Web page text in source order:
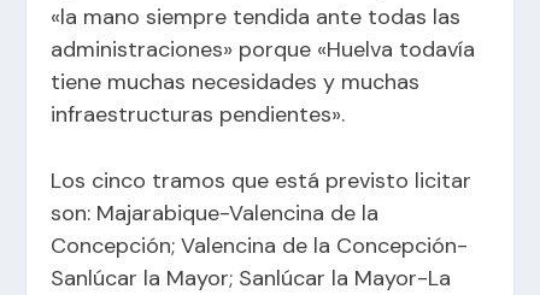
«la mano siempre tendida ante todas las
administraciones» porque «Huelva todavía
tiene muchas necesidades y muchas
infraestructuras pendientes».
Los cinco tramos que está previsto licitar
son: Majarabique-Valencina de la
Concepción; Valencina de la Concepción-
Sanlúcar la Mayor; Sanlúcar la Mayor-La